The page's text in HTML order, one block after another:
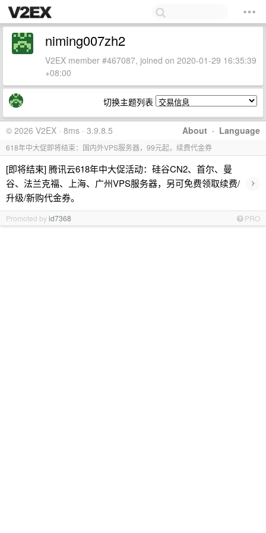
niming007zh2
V2EX member #467087, joined on 2020-01-29 16:35:39
+08:00
切换主题列表
About · Language
© 2026 V2EX · 8ms · 3.9.8.5
618年中大促即将结束：国内外VPS服务器，99元起，续费代金券
[即将结束] 腾讯云618年中大促活动：硅谷CN2、首尔、曼
谷、法兰克福、上海、广州VPS服务器，另可免费领取续费/
升级/新购代金券。
›
Promoted byid7368 PRO